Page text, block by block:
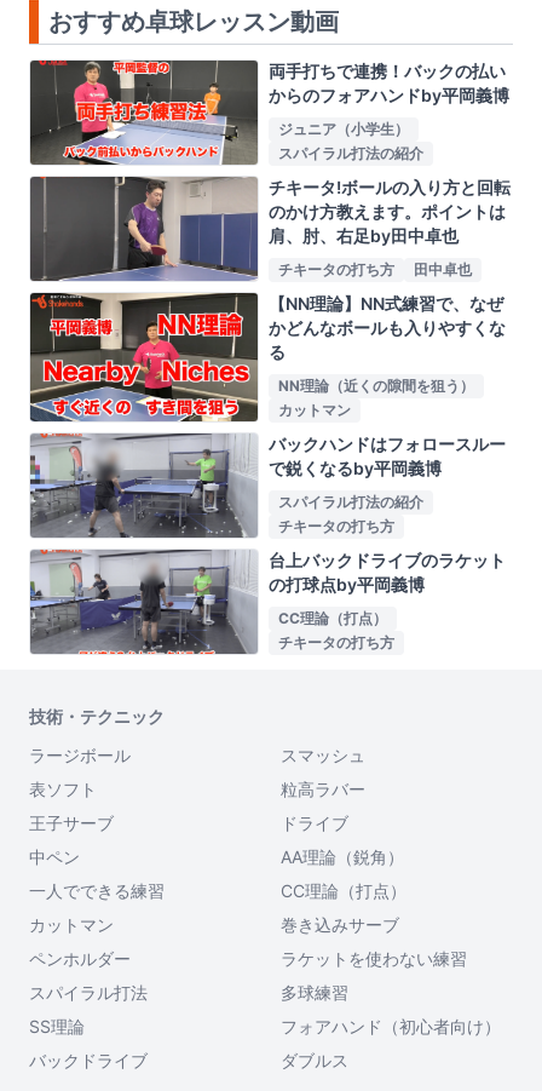
おすすめ卓球レッスン動画
両手打ちで連携！バックの払い
からのフォアハンドby平岡義博
ジュニア（小学生）
スパイラル打法の紹介
チキータ!ボールの入り方と回転
のかけ方教えます。ポイントは
肩、肘、右足by田中卓也
チキータの打ち方 田中卓也
【NN理論】NN式練習で、なぜ
かどんなボールも入りやすくな
る
NN理論（近くの隙間を狙う）
カットマン
バックハンドはフォロースルー
で鋭くなるby平岡義博
スパイラル打法の紹介
チキータの打ち方
台上バックドライブのラケット
の打球点by平岡義博
CC理論（打点）
チキータの打ち方
技術・テクニック
ラージボール
スマッシュ
表ソフト
粒高ラバー
王子サーブ
ドライブ
中ペン
AA理論（鋭角）
一人でできる練習
CC理論（打点）
カットマン
巻き込みサーブ
ペンホルダー
ラケットを使わない練習
スパイラル打法
多球練習
SS理論
フォアハンド（初心者向け）
バックドライブ
ダブルス